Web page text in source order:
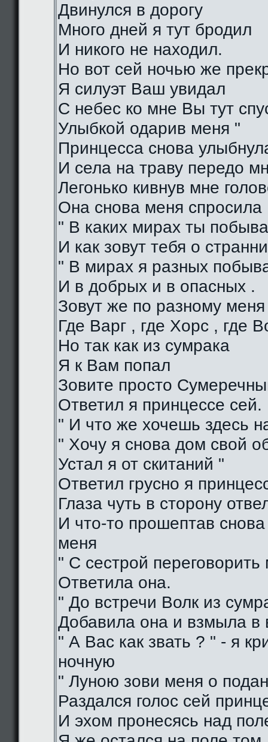
Двинулся в дорогу
Много дней я тут бродил
И никого не находил.
Но вот сей ночью же
Я силуэт Ваш увидал
С небес ко мне Вы тут
Улыбкой одарив меня "
Принцесса снова
И села на траву передо
Легонько кивнув мне
Она снова меня спросила
" В каких мирах ты
И как зовут тебя о
" В мирах я разных
И в добрых и в опасных .
Зовут же по разному меня
Где Варг , где Хорс , где
Но так как из сумрака
Я к Вам попал
Зовите просто
Ответил я принцессе сей.
" И что же хочешь здесь
" Хочу я снова дом свой
Устал я от скитаний "
Ответил грусно я
Глаза чуть в сторону
И что-то прошептав
меня
" С сестрой
Ответила она.
" До встречи Волк из
Добавила она и взмыла в
" А Вас как звать ? " - я
ночную
" Луною зови меня о
Раздался голос сей
И эхом пронесясь над